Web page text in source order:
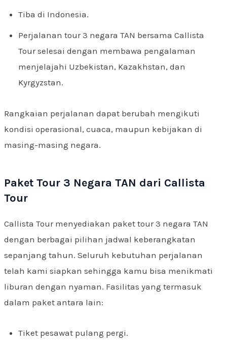
Tiba di Indonesia.
Perjalanan tour 3 negara TAN bersama Callista
Tour selesai dengan membawa pengalaman
menjelajahi Uzbekistan, Kazakhstan, dan
Kyrgyzstan.
Rangkaian perjalanan dapat berubah mengikuti
kondisi operasional, cuaca, maupun kebijakan di
masing-masing negara.
Paket Tour 3 Negara TAN dari Callista
Tour
Callista Tour menyediakan paket tour 3 negara TAN
dengan berbagai pilihan jadwal keberangkatan
sepanjang tahun. Seluruh kebutuhan perjalanan
telah kami siapkan sehingga kamu bisa menikmati
liburan dengan nyaman. Fasilitas yang termasuk
dalam paket antara lain:
Tiket pesawat pulang pergi.